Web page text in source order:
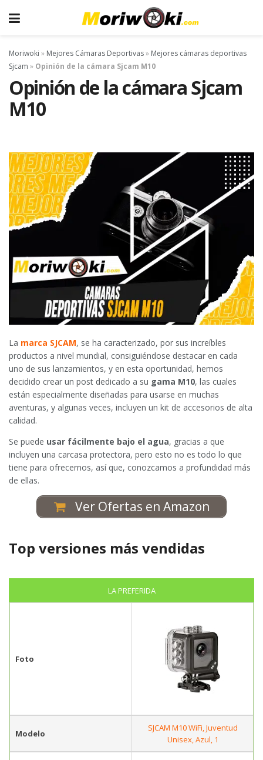
Moriwoki » Mejores Cámaras Deportivas» Mejores cámaras deportivas
Sjcam » Opinión de la cámara Sjcam M10
Opinión de la cámara Sjcam
M10
La marca SJCAM, se ha caracterizado, por sus increíbles
productos a nivel mundial, consiguiéndose destacar en cada
uno de sus lanzamientos, y en esta oportunidad, hemos
decidido crear un post dedicado a su gama M10, las cuales
están especialmente diseñadas para usarse en muchas
aventuras, y algunas veces, incluyen un kit de accesorios de alta
calidad.
Se puede usar fácilmente bajo el agua, gracias a que
incluyen una carcasa protectora, pero esto no es todo lo que
tiene para ofrecernos, así que, conozcamos a profundidad más
de ellas.
Ver Ofertas en Amazon
Top versiones más vendidas
LA PREFERIDA
Foto
Modelo
SJCAM M10 WiFi, Juventud
Unisex, Azul, 1